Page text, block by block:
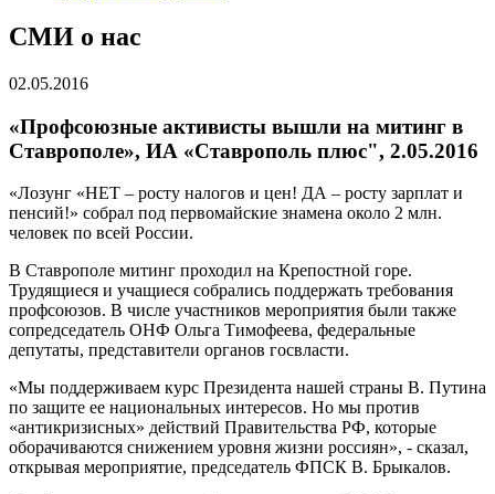
СМИ о нас
02.05.2016
«Профсоюзные активисты вышли на митинг в
Ставрополе», ИА «Ставрополь плюс", 2.05.2016
«Лозунг «НЕТ – росту налогов и цен! ДА – росту зарплат и
пенсий!» собрал под первомайские знамена около 2 млн.
человек по всей России.
В Ставрополе митинг проходил на Крепостной горе.
Трудящиеся и учащиеся собрались поддержать требования
профсоюзов. В числе участников мероприятия были также
сопредседатель ОНФ Ольга Тимофеева, федеральные
депутаты, представители органов госвласти.
«Мы поддерживаем курс Президента нашей страны В. Путина
по защите ее национальных интересов. Но мы против
«антикризисных» действий Правительства РФ, которые
оборачиваются снижением уровня жизни россиян», - сказал,
открывая мероприятие, председатель ФПСК В. Брыкалов.